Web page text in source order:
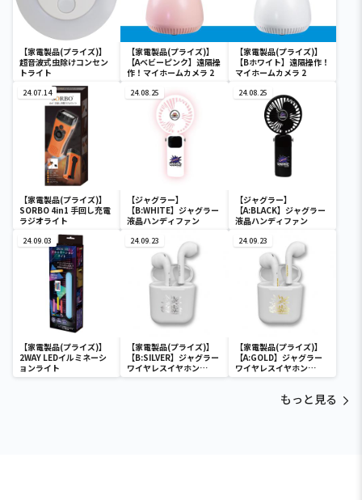
【家電製品(プライズ)】
超音波式虫除けコンセン
トライト
【家電製品(プライズ)】
【Aベビーピンク】遠隔操
作！マイホームカメラ 2
【家電製品(プライズ)】
【Bホワイト】遠隔操作！
マイホームカメラ 2
24.07.14
【家電製品(プライズ)】
SORBO 4in1 手回し充電
ラジオライト
24.08.25
【ジャグラー】
【B:WHITE】ジャグラー
液晶ハンディファン
24.08.25
【ジャグラー】
【A:BLACK】ジャグラー
液晶ハンディファン
24.09.03
【家電製品(プライズ)】
2WAY LEDイルミネーシ
ョンライト
24.09.23
【家電製品(プライズ)】
【B:SILVER】ジャグラー
ワイヤレスイヤホン
2(GOLD&SILVER)
24.09.23
【家電製品(プライズ)】
【A:GOLD】ジャグラー
ワイヤレスイヤホン
2(GOLD&SILVER)
もっと見る